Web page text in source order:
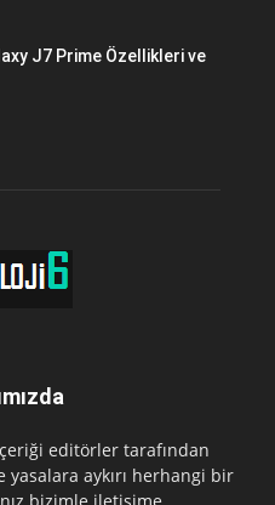
J7 Prime Özellikleri ve
editörler tarafından
aykırı herhangi bir